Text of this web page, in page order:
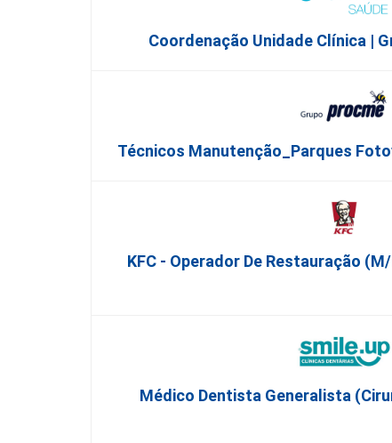
Coordenação Unidade Clínica |
Técnicos Manutenção_Parques
KFC - Operador De Restauração
Médico Dentista Generalista